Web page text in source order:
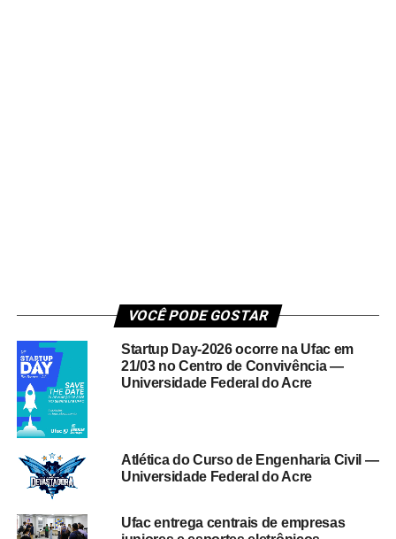
VOCÊ PODE GOSTAR
Startup Day-2026 ocorre na Ufac em
21/03 no Centro de Convivência —
Universidade Federal do Acre
Atlética do Curso de Engenharia Civil —
Universidade Federal do Acre
Ufac entrega centrais de empresas